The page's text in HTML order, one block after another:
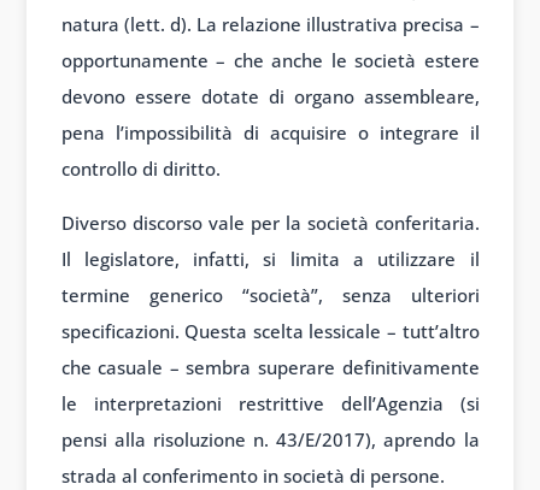
natura (lett. d). La relazione illustrativa precisa –
opportunamente – che anche le società estere
devono essere dotate di organo assembleare,
pena l’impossibilità di acquisire o integrare il
controllo di diritto.
Diverso discorso vale per la società conferitaria.
Il legislatore, infatti, si limita a utilizzare il
termine generico “società”, senza ulteriori
specificazioni. Questa scelta lessicale – tutt’altro
che casuale – sembra superare definitivamente
le interpretazioni restrittive dell’Agenzia (si
pensi alla risoluzione n. 43/E/2017), aprendo la
strada al conferimento in società di persone.